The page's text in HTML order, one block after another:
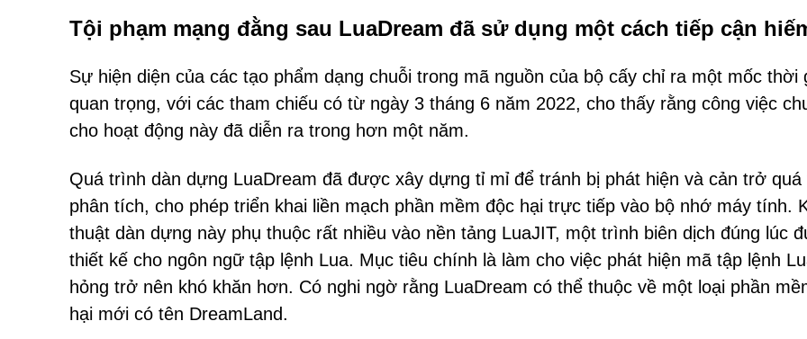
Tội phạm mạng đằng sau LuaDream đã sử dụng một cách tiếp cận
Sự hiện diện của các tạo phẩm dạng chuỗi trong mã nguồn của bộ cấy chỉ ra một mốc thời
quan trọng, với các tham chiếu có từ ngày 3 tháng 6 năm 2022, cho thấy rằng công việc
cho hoạt động này đã diễn ra trong hơn một năm.
Quá trình dàn dựng LuaDream đã được xây dựng tỉ mỉ để tránh bị phát hiện và cản trở quá
phân tích, cho phép triển khai liền mạch phần mềm độc hại trực tiếp vào bộ nhớ máy tính.
thuật dàn dựng này phụ thuộc rất nhiều vào nền tảng LuaJIT, một trình biên dịch đúng lúc
thiết kế cho ngôn ngữ tập lệnh Lua. Mục tiêu chính là làm cho việc phát hiện mã tập lệnh
hỏng trở nên khó khăn hơn. Có nghi ngờ rằng LuaDream có thể thuộc về một loại phần
hại mới có tên DreamLand.